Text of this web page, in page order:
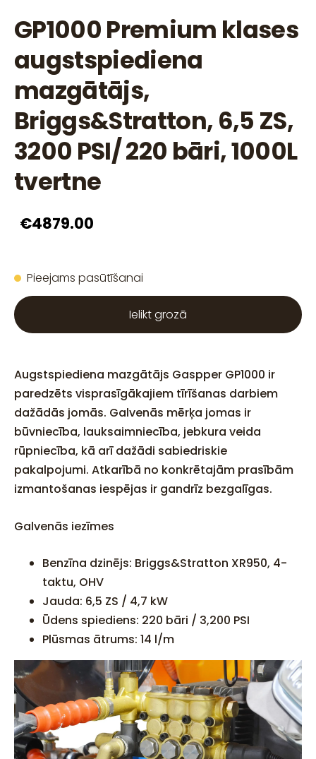
GP1000 Premium klases
augstspiediena
mazgātājs,
Briggs&Stratton, 6,5 ZS,
3200 PSI/ 220 bāri, 1000L
tvertne
€4879.00
Pieejams pasūtīšanai
Ielikt grozā
Augstspiediena mazgātājs Gaspper GP1000 ir
paredzēts visprasīgākajiem tīrīšanas darbiem
dažādās jomās. Galvenās mērķa jomas ir
būvniecība, lauksaimniecība, jebkura veida
rūpniecība, kā arī dažādi sabiedriskie
pakalpojumi. Atkarībā no konkrētajām prasībām
izmantošanas iespējas ir gandrīz bezgalīgas.
Galvenās iezīmes
Benzīna dzinējs: Briggs&Stratton XR950, 4-
taktu, OHV
Jauda: 6,5 ZS / 4,7 kW
Ūdens spiediens: 220 bāri / 3,200 PSI
Plūsmas ātrums: 14 l/m